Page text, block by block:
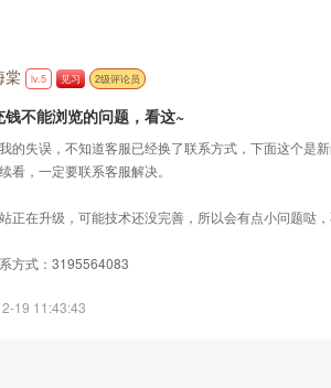
棠 lv.5 见习 2级评论员
钱不能浏览的问题，看这~
的失误，不知道客服已经换了联系方式，下面这个是
看，一定要联系客服解决。
正在升级，可能技术还没完善，所以会有点小问题哒
方式：3195564083
19 11:43:43